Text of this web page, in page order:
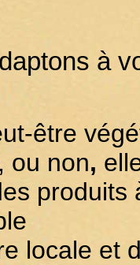
à
être
ou non,
produits
locale et